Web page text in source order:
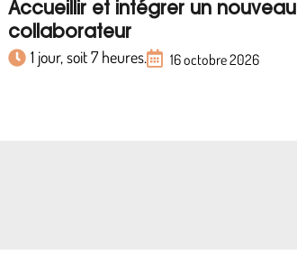
Accueillir et intégrer un nouveau
collaborateur
1 jour, soit 7 heures. 16 octobre 2026